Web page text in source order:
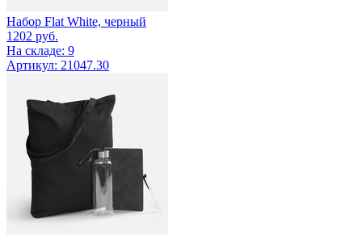
Набор Flat White, черный
1202 руб.
На складе: 9
Артикул: 21047.30